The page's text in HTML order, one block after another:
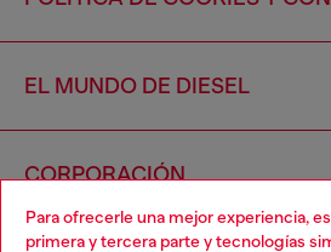
Para ofrecerle una mejor experiencia,
primera y tercera parte y tecnologías
EL MUNDO DE DIESEL
CORPORACIÓN